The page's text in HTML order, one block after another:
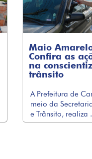
Maio
Confira as
na
trânsito
A Prefeitura de
meio da
e Trânsito, realiza